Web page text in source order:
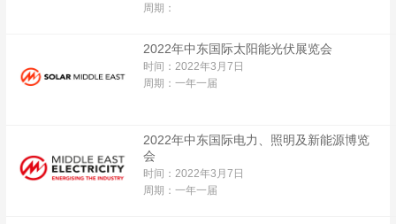
周期：
2022年中东国际太阳能光伏展览会
时间：2022年3月7日
周期：一年一届
2022年中东国际电力、照明及新能源博览
会
时间：2022年3月7日
周期：一年一届